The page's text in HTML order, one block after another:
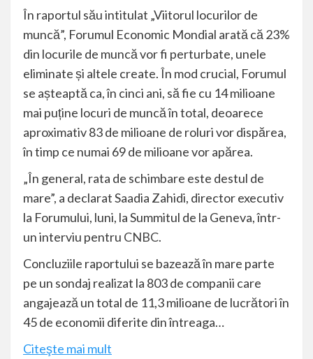
În raportul său intitulat „Viitorul locurilor de
muncă”, Forumul Economic Mondial arată că 23%
din locurile de muncă vor fi perturbate, unele
eliminate și altele create. În mod crucial, Forumul
se așteaptă ca, în cinci ani, să fie cu 14 milioane
mai puține locuri de muncă în total, deoarece
aproximativ 83 de milioane de roluri vor dispărea,
în timp ce numai 69 de milioane vor apărea.
„În general, rata de schimbare este destul de
mare”, a declarat Saadia Zahidi, director executiv
la Forumului, luni, la Summitul de la Geneva, într-
un interviu pentru CNBC.
Concluziile raportului se bazează în mare parte
pe un sondaj realizat la 803 de companii care
angajează un total de 11,3 milioane de lucrători în
45 de economii diferite din întreaga…
Citeşte mai mult